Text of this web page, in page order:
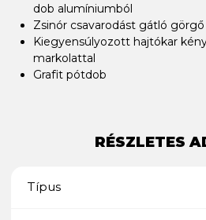
dob alumíniumból
Zsinór csavarodást gátló
Kiegyensúlyozott hajtókar
markolattal
Grafit pótdob
RÉSZLETES
Típus